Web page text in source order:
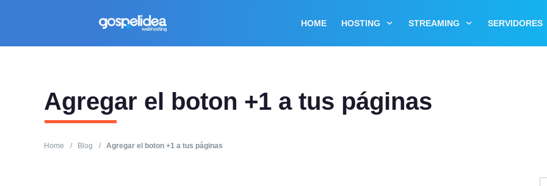
HOME HOSTING STREAMING SERVIDORES
Agregar el boton +1 a tus páginas
Home / Blog / Agregar el boton +1 a tus páginas